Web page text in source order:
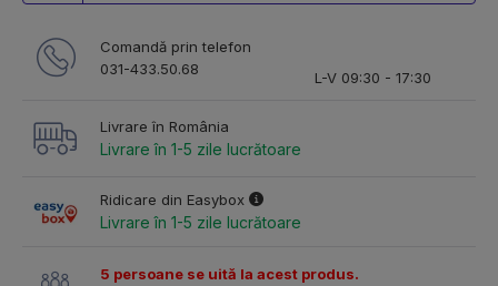
Comandă prin telefon
031-433.50.68
L-V 09:30 - 17:30
Livrare în România
Livrare în 1-5 zile lucrătoare
Ridicare din Easybox
Livrare în 1-5 zile lucrătoare
5 persoane se uită la acest produs.